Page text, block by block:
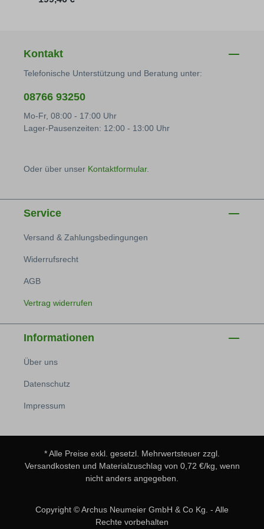
Kontakt
Telefonische Unterstützung und Beratung unter:
08766 93250
Mo-Fr, 08:00 - 17:00 Uhr
Lager-Pausenzeiten: 12:00 - 13:00 Uhr
Oder über unser Kontaktformular.
Service
Versand & Zahlungsbedingungen
Widerrufsrecht
AGB
Vertrag widerrufen
Informationen
Über uns
Datenschutz
Impressum
* Alle Preise exkl. gesetzl. Mehrwertsteuer zzgl.
Versandkosten und Materialzuschlag von 0,72 €/kg, wenn
nicht anders angegeben.
Copyright © Archus Neumeier GmbH & Co Kg. - Alle
Rechte vorbehalten